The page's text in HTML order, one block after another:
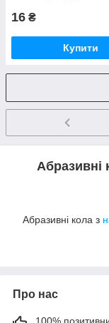
16 ₴
Купити
Абразивні
Абразивні кола з
закріплюються на
Про нас